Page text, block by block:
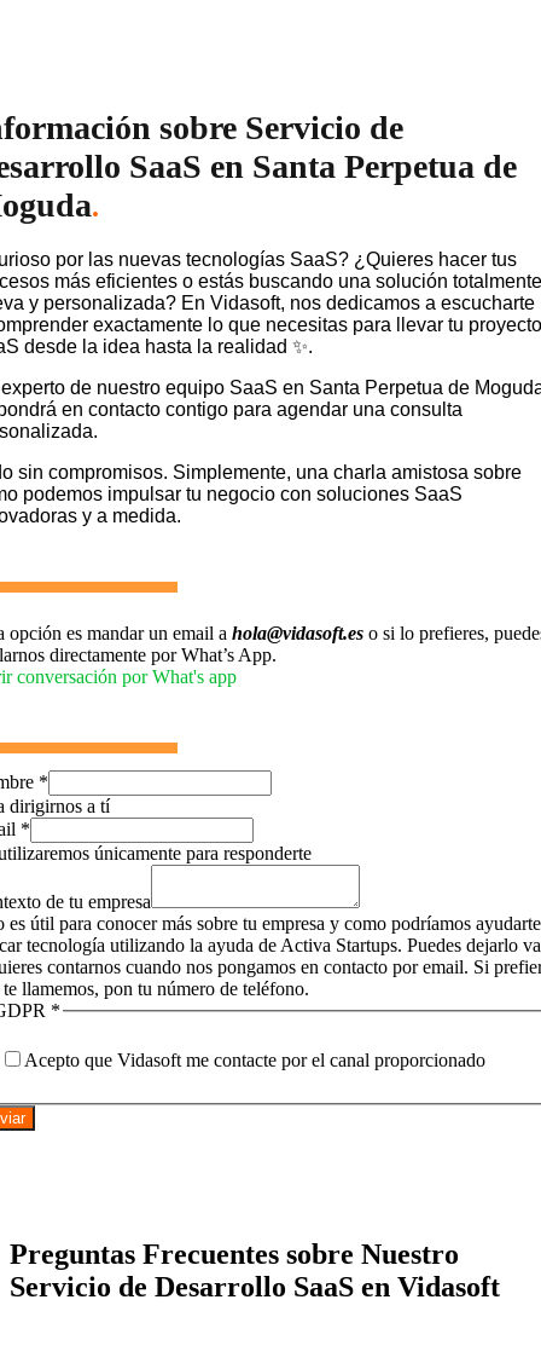
sobre Servicio de
SaaS en Santa Perpetua de
.
por las nuevas tecnologías SaaS? ¿Quieres hacer tus
más eficientes o estás buscando una solución totalmente
y personalizada? En Vidasoft, nos dedicamos a escucharte
exactamente lo que necesitas para llevar tu proyecto
desde la idea hasta la realidad ✨.
de nuestro equipo SaaS en Santa Perpetua de
en contacto contigo para agendar una consulta
sin compromisos. Simplemente, una charla amistosa sobre
podemos impulsar tu negocio con soluciones SaaS
y a medida.
opción es mandar un email a hola@vidasoft.es o si lo prefieres,
directamente por What’s App.
conversación por What's app
*
dirigirnos a tí
*
únicamente para responderte
de tu empresa
es útil para conocer más sobre tu empresa y como podríamos
tecnología utilizando la ayuda de Activa Startups. Puedes dejarlo
contarnos cuando nos pongamos en contacto por email. Si
te llamemos, pon tu número de teléfono.
*
Acepto que Vidasoft me contacte por el canal proporcionado
Preguntas Frecuentes sobre Nuestro
Servicio de Desarrollo SaaS en Vidasoft